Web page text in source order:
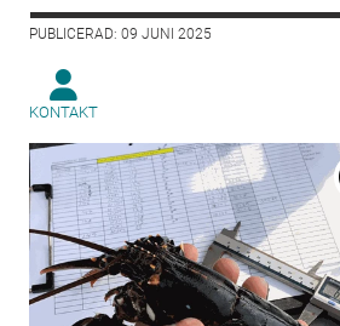
PUBLICERAD: 09 JUNI 2025
KONTAKT